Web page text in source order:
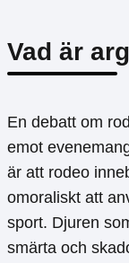
Vad är
En debatt om
emot
är att rodeo
omoraliskt att
sport. Djuren
smärta och